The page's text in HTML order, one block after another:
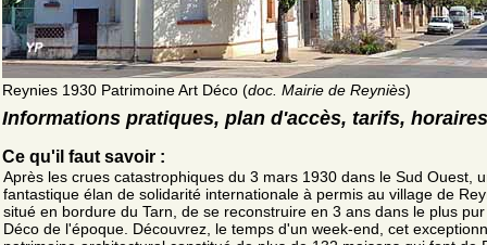
Reynies 1930 Patrimoine Art Déco (doc. Mairie de Reyniès)
Informations pratiques, plan d'accès, tarifs, horaires
Ce qu'il faut savoir :
Après les crues catastrophiques du 3 mars 1930 dans le Sud Ouest,
fantastique élan de solidarité internationale à permis au village de
situé en bordure du Tarn, de se reconstruire en 3 ans dans le plus
Déco de l'époque. Découvrez, le temps d'un week-end, cet